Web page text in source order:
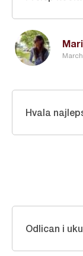
Hvala
Odlican i